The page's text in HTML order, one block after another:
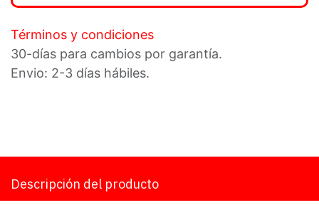
Términos y condiciones
30-días para cambios por garantía.
Envio: 2-3 días hábiles.
Descripción del producto